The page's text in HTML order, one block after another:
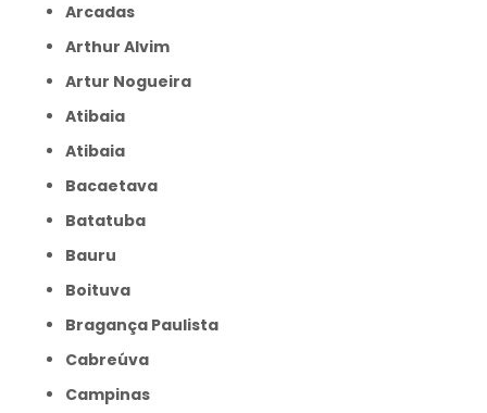
Arcadas
Arthur Alvim
Artur Nogueira
Atibaia
Atibaia
Bacaetava
Batatuba
Bauru
Boituva
Bragança Paulista
Cabreúva
Campinas